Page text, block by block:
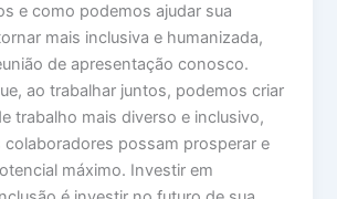
e como podemos ajudar sua
mais inclusiva e humanizada,
de apresentação conosco.
ao trabalhar juntos, podemos criar
trabalho mais diverso e inclusivo,
possam prosperar e
máximo. Investir em